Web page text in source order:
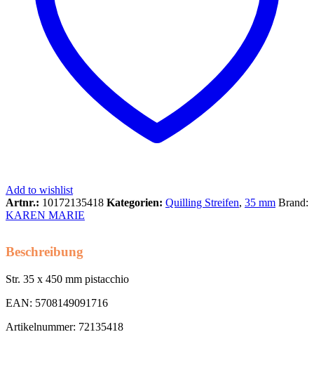
Add to wishlist
Artnr.: 10172135418 Kategorien: Quilling Streifen, 35 mm Brand:
KAREN MARIE
Beschreibung
Str. 35 x 450 mm pistacchio
EAN: 5708149091716
Artikelnummer: 72135418